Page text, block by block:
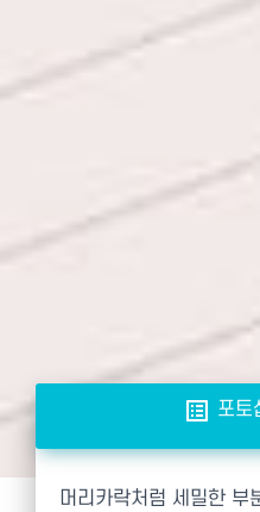
list_alt 포토
머리카락처럼 세밀한 부